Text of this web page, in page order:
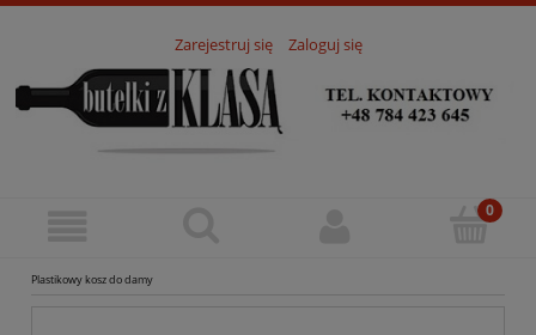
Zarejestruj się Zaloguj się
Plastikowy kosz do damy